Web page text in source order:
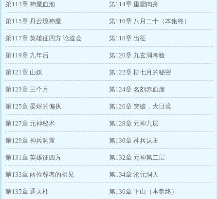
第113章 神魔血池 第114章 重塑肉身
第115章 丹云境神魔 第116章 八月二十（本集终）
第117章 英雄征四方 论道会 第118章 出征
第119章 九年后 第120章 九玄洞考验
第121章 山妖 第122章 柳七月的秘密
第123章 三个月 第124章 名刻赤血崖
第125章 晏烬的偏执 第126章 突破，大日境
第127章 元神秘术 第128章 元神九层
第129章 神兵洞窟 第130章 神兵认主
第131章 英雄征四方 第132章 元神第二层
第133章 两位尊者的相见 第134章 沧元洞天
第135章 通天柱 第136章 下山（本集终）